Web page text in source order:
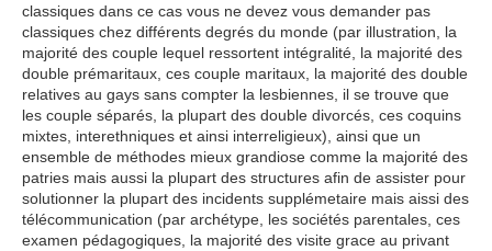
classiques dans ce cas vous ne devez vous demander pas
classiques chez différents degrés du monde (par illustration, la
majorité des couple lequel ressortent intégralité, la majorité des
double prémaritaux, ces couple maritaux, la majorité des double
relatives au gays sans compter la lesbiennes, il se trouve que
les couple séparés, la plupart des double divorcés, ces coquins
mixtes, interethniques et ainsi interreligieux), ainsi que un
ensemble de méthodes mieux grandiose comme la majorité des
patries mais aussi la plupart des structures afin de assister pour
solutionner la plupart des incidents supplémetaire mais aissi des
télécommunication (par archétype, les sociétés parentales, ces
examen pédagogiques, la majorité des visite grace au privant